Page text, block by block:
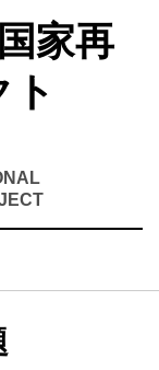
家再
ト